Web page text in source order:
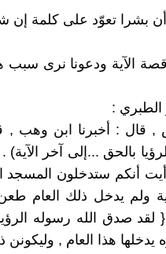
بشرا تعوّد على كلمة إن
الآية ودعونا نرى
:
بالحق ...إلى آخر
أنكم ستدخلون
ولم يدخل ذلك العام
{ لقد صدق الله رسوله
يدخلها هذا العام , وليكونن